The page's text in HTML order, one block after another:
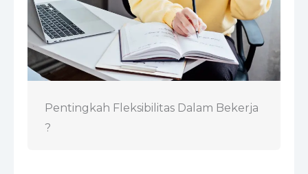
Pentingkah Fleksibilitas Dalam Bekerja
?